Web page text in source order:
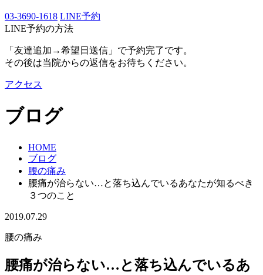
03-3690-1618 LINE予約
LINE予約の方法
「友達追加→希望日送信」で予約完了です。
その後は当院からの返信をお待ちください。
アクセス
ブログ
HOME
ブログ
腰の痛み
腰痛が治らない…と落ち込んでいるあなたが知るべき
３つのこと
2019.07.29
腰の痛み
腰痛が治らない…と落ち込んでいるあ